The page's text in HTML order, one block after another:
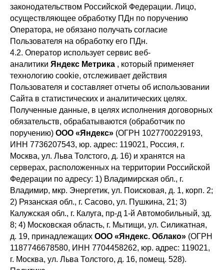
законодательством Российской Федерации. Лицо,
осуществляющее обработку ПДн по поручению
Оператора, не обязано получать согласие
Пользователя на обработку его ПДн.
4.2. Оператор использует сервис веб-
аналитики Яндекс Метрика , который применяет
технологию cookie, отслеживает действия
Пользователя и составляет отчеты об использовании
Сайта в статистических и аналитических целях.
Полученные данные, в целях исполнения договорных
обязательств, обрабатываются (обработчик по
поручению) ООО «Яндекс» (ОГРН 1027700229193,
ИНН 7736207543, юр. адрес: 119021, Россия, г.
Москва, ул. Льва Толстого, д. 16) и хранятся на
серверах, расположенных на территории Российской
Федерации по адресу: 1) Владимирская обл., г.
Владимир, мкр. Энергетик, ул. Поисковая, д. 1, корп. 2;
2) Рязанская обл., г. Сасово, ул. Пушкина, 21; 3)
Калужская обл., г. Калуга, пр-д 1-й Автомобильный, зд.
8; 4) Московская область, г. Мытищи, ул. Силикатная,
д. 19, принадлежащих ООО «Яндекс. Облако» (ОГРН
1187746678580, ИНН 7704458262, юр. адрес: 119021,
г. Москва, ул. Льва Толстого, д. 16, помещ. 528).